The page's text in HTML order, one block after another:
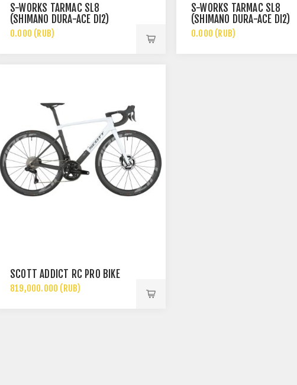
S-WORKS TARMAC SL8
(SHIMANO DURA-ACE DI2)
0.000 (RUB)
S-WORKS TARMAC SL8
(SHIMANO DURA-ACE DI2)
0.000 (RUB)
SCOTT ADDICT RC PRO BIKE
819,000.000 (RUB)